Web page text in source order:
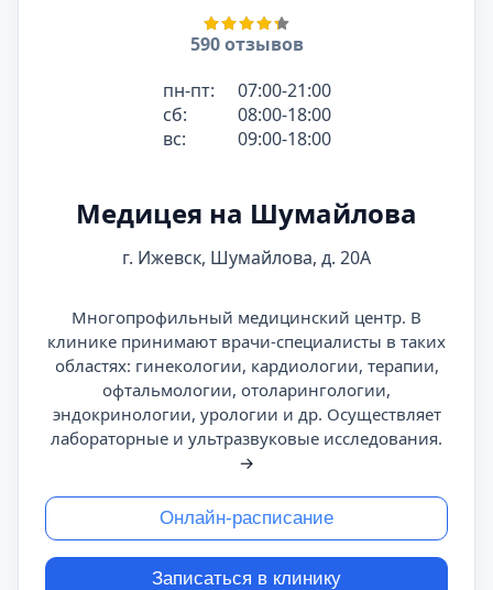
590 отзывов
пн-пт:
07:00-21:00
сб:
08:00-18:00
вс:
09:00-18:00
Медицея на Шумайлова
г. Ижевск, Шумайлова, д. 20А
Многопрофильный медицинский центр. В
клинике принимают врачи-специалисты в таких
областях: гинекологии, кардиологии, терапии,
офтальмологии, отоларингологии,
эндокринологии, урологии и др. Осуществляет
лабораторные и ультразвуковые исследования.
→
Онлайн-расписание
Записаться в клинику